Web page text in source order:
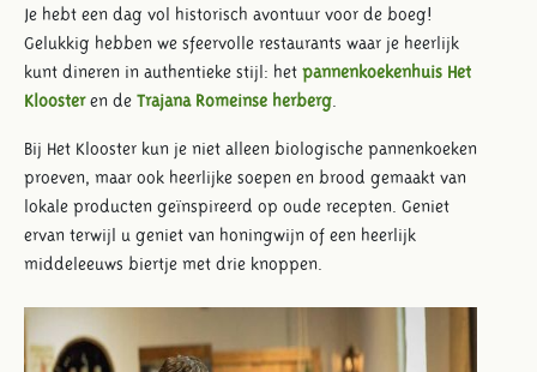
Je hebt een dag vol historisch avontuur voor de boeg!
Gelukkig hebben we sfeervolle restaurants waar je heerlijk
kunt dineren in authentieke stijl: het pannenkoekenhuis Het
Kloosteren de Trajana Romeinse herberg
Bij Het Klooster kun je niet alleen biologische pannenkoeken
proeven, maar ook heerlijke soepen en brood gemaakt van
lokale producten geïnspireerd op oude recepten. Geniet
ervan terwijl u geniet van honingwijn of een heerlijk
middeleeuws biertje met drie knoppen.